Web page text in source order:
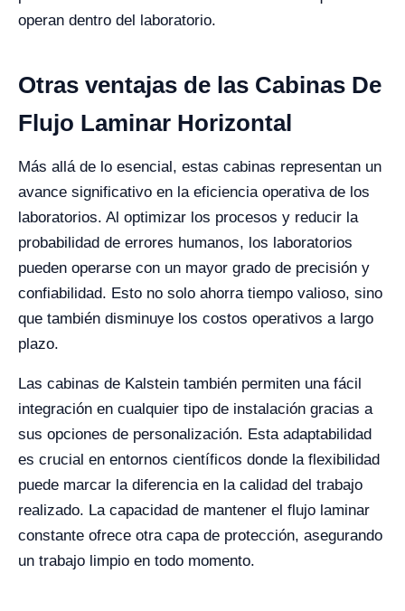
operan dentro del laboratorio.
Otras ventajas de las Cabinas De
Flujo Laminar Horizontal
Más allá de lo esencial, estas cabinas representan un
avance significativo en la eficiencia operativa de los
laboratorios. Al optimizar los procesos y reducir la
probabilidad de errores humanos, los laboratorios
pueden operarse con un mayor grado de precisión y
confiabilidad. Esto no solo ahorra tiempo valioso, sino
que también disminuye los costos operativos a largo
plazo.
Las cabinas de Kalstein también permiten una fácil
integración en cualquier tipo de instalación gracias a
sus opciones de personalización. Esta adaptabilidad
es crucial en entornos científicos donde la flexibilidad
puede marcar la diferencia en la calidad del trabajo
realizado. La capacidad de mantener el flujo laminar
constante ofrece otra capa de protección, asegurando
un trabajo limpio en todo momento.